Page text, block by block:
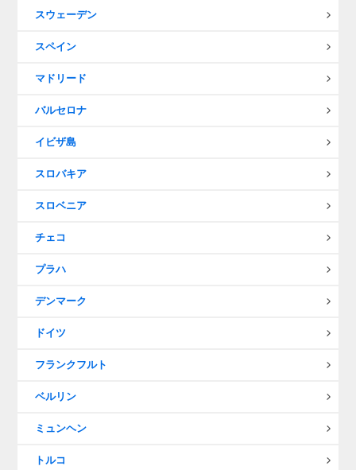
スウェーデン
スペイン
マドリード
バルセロナ
イビザ島
スロバキア
スロベニア
チェコ
プラハ
デンマーク
ドイツ
フランクフルト
ベルリン
ミュンヘン
トルコ